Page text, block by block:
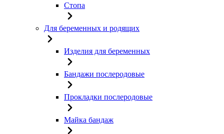
Стопа
Для беременных и родящих
Изделия для беременных
Бандажи послеродовые
Прокладки послеродовые
Майка бандаж